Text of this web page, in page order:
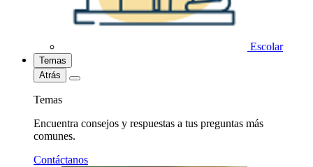
Escolar
Temas
Atrás
Temas
Encuentra consejos y respuestas a tus preguntas más
comunes.
Contáctanos